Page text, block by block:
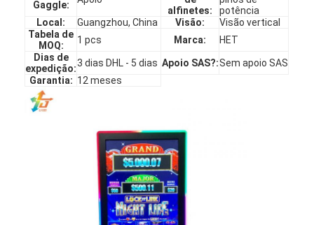
Gaggle:
alfinetes:
potência
Local:
Guangzhou, China Visão:
Visão vertical
Tabela de
MOQ:
1 pcs Marca:
HET
Dias de
expedição:3 dias DHL - 5 dias Apoio SAS?:Sem apoio SAS
Garantia: 12 meses